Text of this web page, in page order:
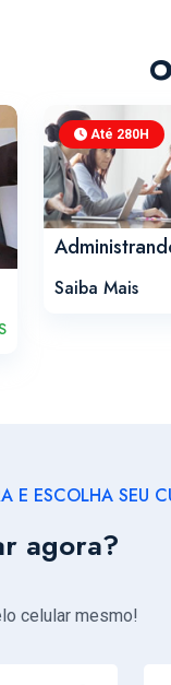
Até 280H
Saiba Mais
E ESCOLHA SEU
agora?
celular mesmo!